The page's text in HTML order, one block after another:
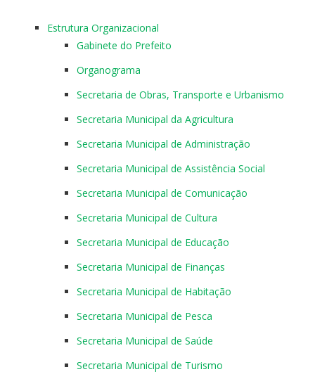
Estrutura Organizacional
Gabinete do Prefeito
Organograma
Secretaria de Obras, Transporte e Urbanismo
Secretaria Municipal da Agricultura
Secretaria Municipal de Administração
Secretaria Municipal de Assistência Social
Secretaria Municipal de Comunicação
Secretaria Municipal de Cultura
Secretaria Municipal de Educação
Secretaria Municipal de Finanças
Secretaria Municipal de Habitação
Secretaria Municipal de Pesca
Secretaria Municipal de Saúde
Secretaria Municipal de Turismo